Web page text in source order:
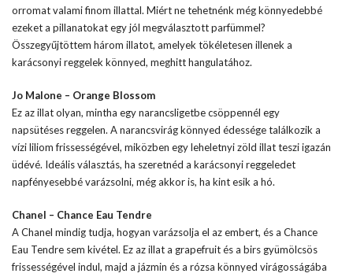
orromat valami finom illattal. Miért ne tehetnénk még könnyedebbé
ezeket a pillanatokat egy jól megválasztott parfümmel?
Összegyűjtöttem három illatot, amelyek tökéletesen illenek a
karácsonyi reggelek könnyed, meghitt hangulatához.
Jo Malone – Orange Blossom
Ez az illat olyan, mintha egy narancsligetbe csöppennél egy
napsütéses reggelen. A narancsvirág könnyed édessége találkozik a
vízi liliom frissességével, miközben egy leheletnyi zöld illat teszi igazán
üdévé. Ideális választás, ha szeretnéd a karácsonyi reggeledet
napfényesebbé varázsolni, még akkor is, ha kint esik a hó.
Chanel – Chance Eau Tendre
A Chanel mindig tudja, hogyan varázsolja el az embert, és a Chance
Eau Tendre sem kivétel. Ez az illat a grapefruit és a birs gyümölcsös
frissességével indul, majd a jázmin és a rózsa könnyed virágosságába